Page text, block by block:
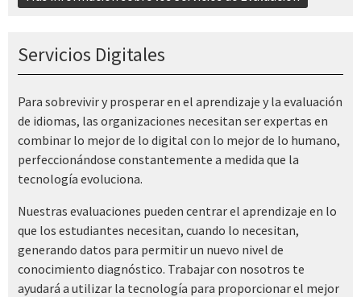
Servicios Digitales
Para sobrevivir y prosperar en el aprendizaje y la evaluación
de idiomas, las organizaciones necesitan ser expertas en
combinar lo mejor de lo digital con lo mejor de lo humano,
perfeccionándose constantemente a medida que la
tecnología evoluciona.
Nuestras evaluaciones pueden centrar el aprendizaje en lo
que los estudiantes necesitan, cuando lo necesitan,
generando datos para permitir un nuevo nivel de
conocimiento diagnóstico. Trabajar con nosotros te
ayudará a utilizar la tecnología para proporcionar el mejor